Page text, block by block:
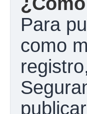
Para
como